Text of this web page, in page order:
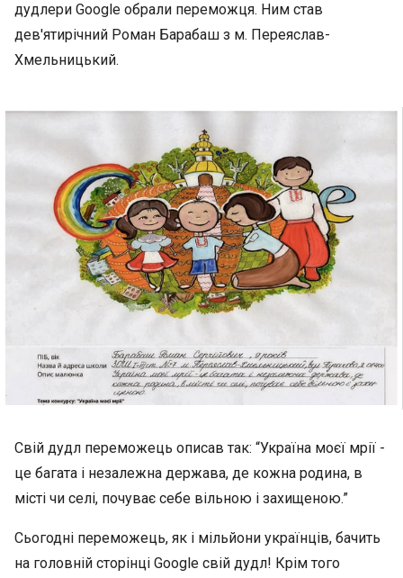
дудлери Goоgle обрали переможця. Ним став
дев'ятирічний Роман Барабаш з м. Переяслав-
Хмельницький.
Свій дудл переможець описав так: “Україна моєї мрії -
це багата і незалежна держава, де кожна родина, в
місті чи селі, почуває себе вільною і захищеною.”
Сьогодні переможець, як і мільйони українців, бачить
на головній сторінці Google свій дудл! Крім того